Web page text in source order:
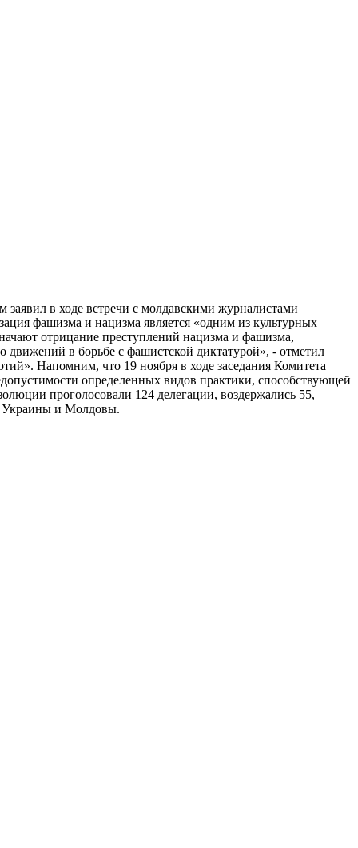
в ходе встречи с молдавскими журналистами
фашизма и нацизма является «одним из культурных
отрицание преступлений нацизма и фашизма,
движений в борьбе с фашистской диктатурой», - отметил
Напомним, что 19 ноября в ходе заседания Комитета
определенных видов практики, способствующей
проголосовали 124 делегации, воздержались 55,
Украины и Молдовы.